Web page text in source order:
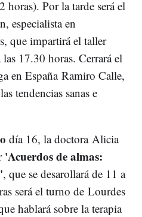
horas). Por la tarde será el
especialista en
que impartirá el taller
17.30 horas. Cerrará el
en España Ramiro Calle,
tendencias sanas e
día 16, la doctora Alicia
'Acuerdos de almas:
, que se desarollará de 11 a
será el turno de Lourdes
hablará sobre la terapia